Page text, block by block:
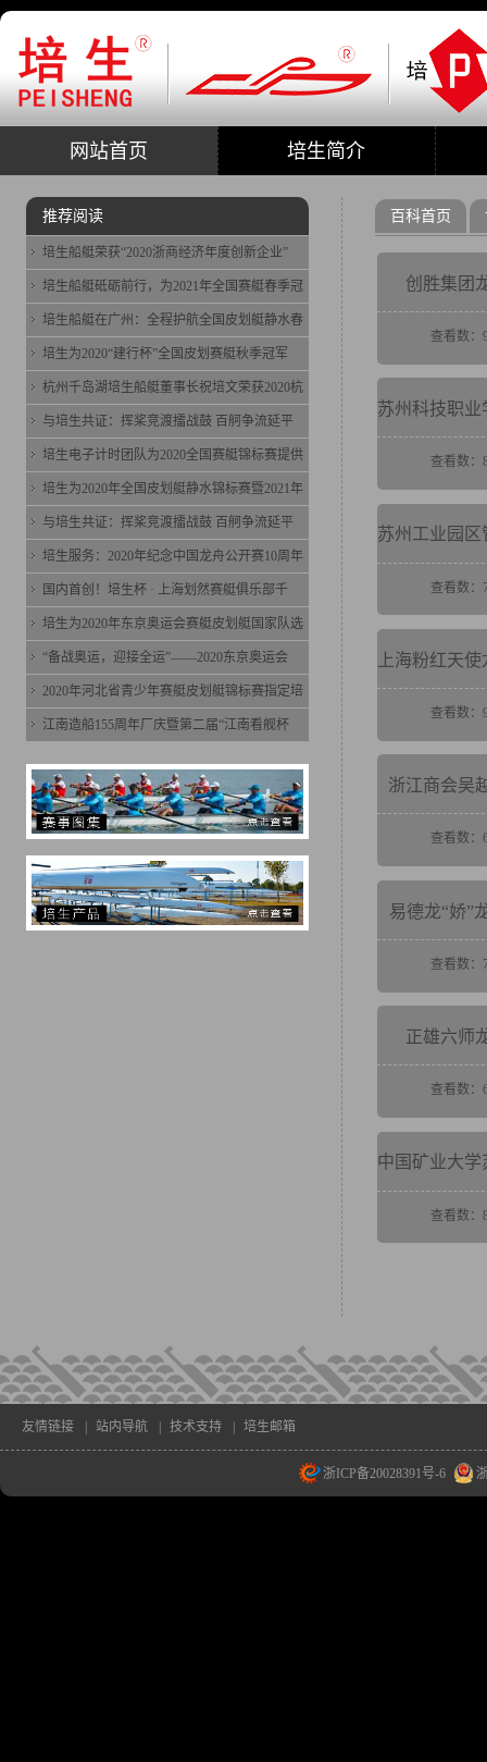
网站首页 培生简介
百科首页
创胜集团
查看数：
查看数：
查看数：
查看数：
浙江商会吴
查看数：
易德龙“娇”
查看数：
正雄六师
查看数：
查看数：
推荐阅读
培生船艇荣获“2020浙商经济年度创新企业”
培生船艇砥砺前行，为2021年全国赛艇春季冠
培生船艇在广州：全程护航全国皮划艇静水春
培生为2020“建行杯”全国皮划赛艇秋季冠军
杭州千岛湖培生船艇董事长祝培文荣获2020杭
与培生共证：挥桨竞渡擂战鼓 百舸争流延平
培生电子计时团队为2020全国赛艇锦标赛提供
培生为2020年全国皮划艇静水锦标赛暨2021年
与培生共证：挥桨竞渡擂战鼓 百舸争流延平
培生服务：2020年纪念中国龙舟公开赛10周年
国内首创！培生杯 · 上海划然赛艇俱乐部千
培生为2020年东京奥运会赛艇皮划艇国家队选
“备战奥运，迎接全运”——2020东京奥运会
2020年河北省青少年赛艇皮划艇锦标赛指定培
江南造船155周年厂庆暨第二届“江南看舰杯
友情链接 站内导航 技术支持 培生邮箱
浙ICP备20028391号-6